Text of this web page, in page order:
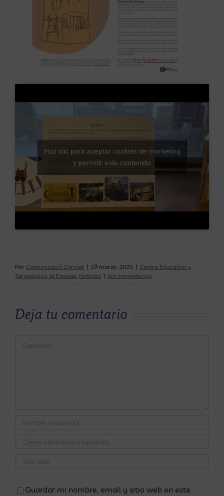
Haz clic para aceptar cookies de marketing
y permitir este contenido
Por Comunicació Carrilet | 19 marzo, 2025 | Centro Educativo y
Terapéutico, la Escuela, Noticias | Sin comentarios
Deja tu comentario
Comentar
Guardar mi nombre, email y sitio web en este